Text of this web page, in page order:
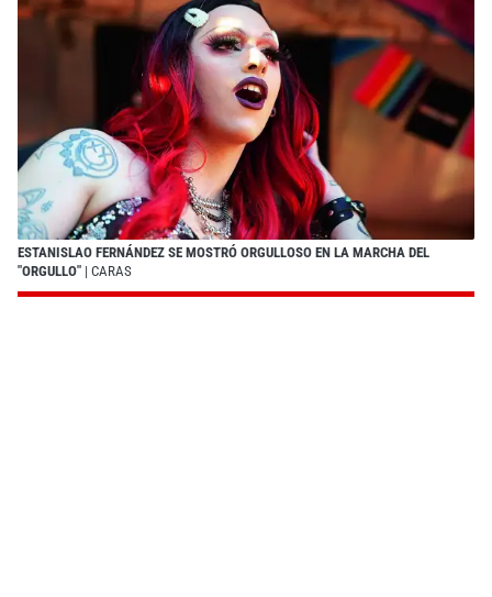
ESTANISLAO FERNÁNDEZ SE MOSTRÓ ORGULLOSO EN LA MARCHA DEL
"ORGULLO" | CARAS